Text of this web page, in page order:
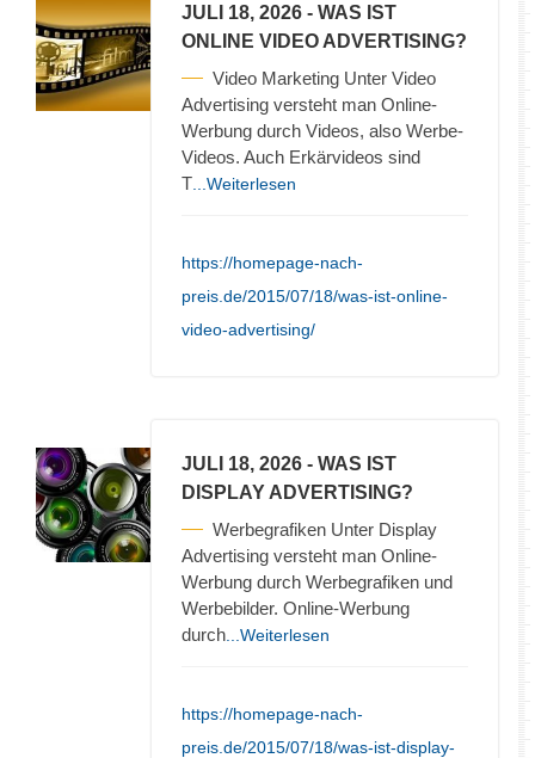
JULI 18, 2026 - WAS IST
ONLINE VIDEO ADVERTISING?
Video Marketing Unter Video
Advertising versteht man Online-
Werbung durch Videos, also Werbe-
Videos. Auch Erkärvideos sind
T ...Weiterlesen
https://homepage-nach-
preis.de/2015/07/18/was-ist-online-
video-advertising/
JULI 18, 2026 - WAS IST
DISPLAY ADVERTISING?
Werbegrafiken Unter Display
Advertising versteht man Online-
Werbung durch Werbegrafiken und
Werbebilder. Online-Werbung
durch ...Weiterlesen
https://homepage-nach-
preis.de/2015/07/18/was-ist-display-